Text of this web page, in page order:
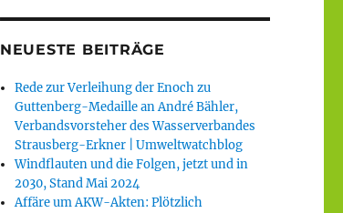
NEUESTE BEITRÄGE
Rede zur Verleihung der Enoch zu
Guttenberg-Medaille an André Bähler,
Verbandsvorsteher des Wasserverbandes
Strausberg-Erkner | Umweltwatchblog
Windflauten und die Folgen, jetzt und in
2030, Stand Mai 2024
Affäre um AKW-Akten: Plötzlich